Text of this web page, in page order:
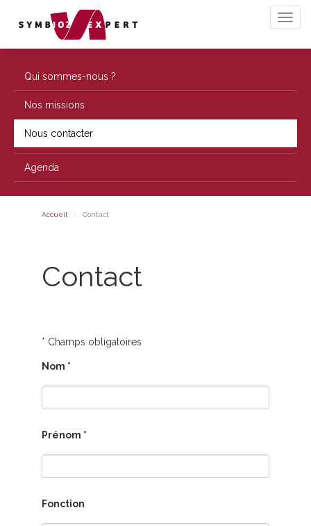
Qui sommes-nous ?
Nos missions
Nous contacter
Agenda
Accueil Contact
Contact
* Champs obligatoires
Nom *
Prénom *
Fonction